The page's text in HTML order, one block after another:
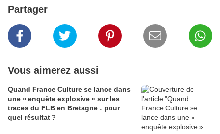
Partager
Vous aimerez aussi
Quand France Culture se lance dans
une « enquête explosive » sur les
traces du FLB en Bretagne : pour
quel résultat ?